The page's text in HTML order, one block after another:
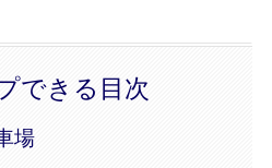
できる目次
場